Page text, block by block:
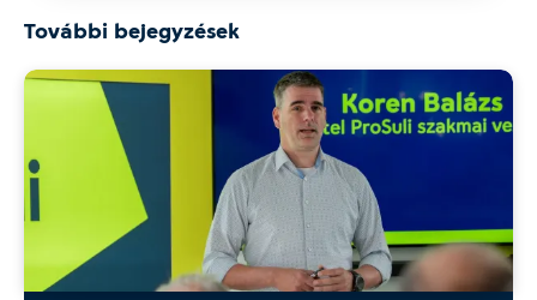
További bejegyzések